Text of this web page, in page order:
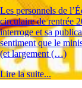
Les personnels de
circulaire de rentrée
interroge et sa
sentiment que le
(et largement (…)
Lire la suite...